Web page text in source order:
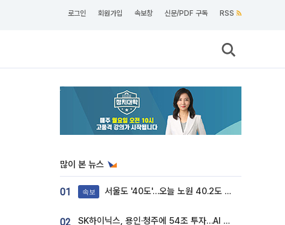
로그인 회원가입 속보창 신문/PDF 구독 RSS
많이 본 뉴스
01 속보 서울도 '40도'…오늘 노원 40.2도 기록
02 SK하이닉스, 용인·청주에 54조 투자…AI 메모리 생산기지 키운다